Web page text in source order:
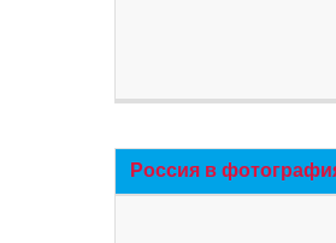
Россия в